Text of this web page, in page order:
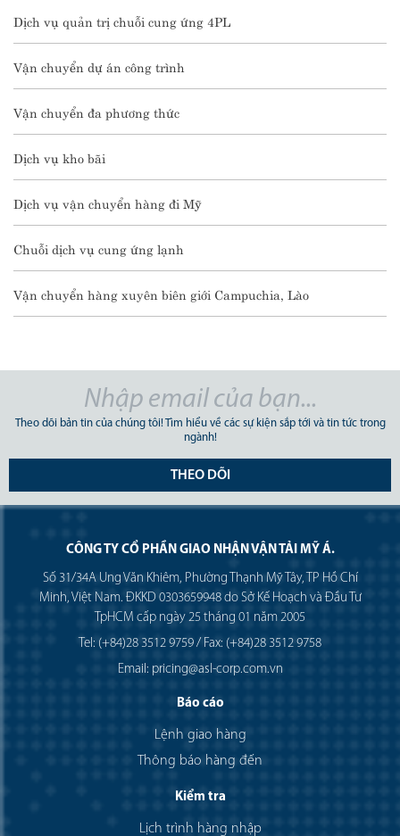
Dịch vụ quản trị chuỗi cung ứng 4PL
Vận chuyển dự án công trình
Vận chuyển đa phương thức
Dịch vụ kho bãi
Dịch vụ vận chuyển hàng đi Mỹ
Chuỗi dịch vụ cung ứng lạnh
Vận chuyển hàng xuyên biên giới Campuchia, Lào
Theo dõi bản tin của chúng tôi! Tìm hiểu về các sự kiện sắp tới và tin tức trong
ngành!
THEO DÕI
CÔNG TY CỔ PHẦN GIAO NHẬN VẬN TẢI MỸ Á.
Số 31/34A Ung Văn Khiêm, Phường Thạnh Mỹ Tây, TP Hồ Chí
Minh, Việt Nam. ĐKKD 0303659948 do Sở Kế Hoạch và Đầu Tư
TpHCM cấp ngày 25 tháng 01 năm 2005
Tel: (+84)28 3512 9759 / Fax: (+84)28 3512 9758
Email: pricing@asl-corp.com.vn
Báo cáo
Lệnh giao hàng
Thông báo hàng đến
Kiểm tra
Lịch trình hàng nhập